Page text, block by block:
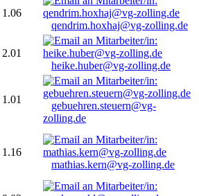
1.06
qendrim.hoxhaj@vg-zolling.de
2.01
heike.huber@vg-zolling.de
1.01
gebuehren.steuern@vg-
zolling.de
1.16
mathias.kern@vg-zolling.de